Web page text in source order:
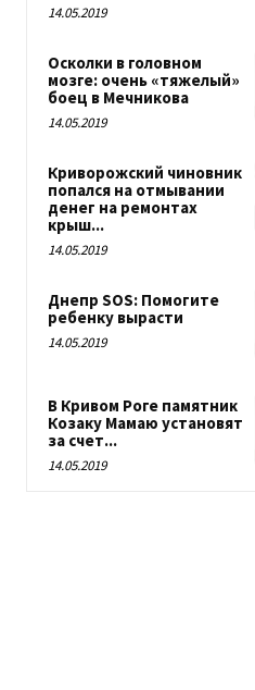
14.05.2019
Осколки в головном
мозге: очень «тяжелый»
боец в Мечникова
14.05.2019
Криворожский чиновник
попался на отмывании
денег на ремонтах
крыш...
14.05.2019
Днепр SOS: Помогите
ребенку вырасти
14.05.2019
В Кривом Роге памятник
Козаку Мамаю установят
за счет...
14.05.2019